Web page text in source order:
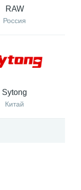
RAW
Россия
Sytong
Китай